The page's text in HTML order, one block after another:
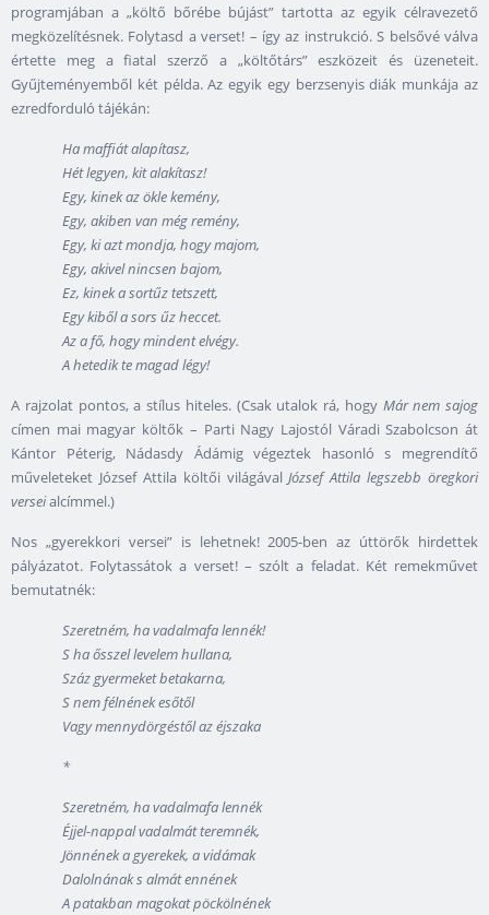
programjában a „költő bőrébe bújást” tartotta az egyik célravezető
megközelítésnek. Folytasd a verset! – így az instrukció. S belsővé válva
értette meg a fiatal szerző a „költőtárs” eszközeit és üzeneteit.
Gyűjteményemből két példa. Az egyik egy berzsenyis diák munkája az
ezredforduló tájékán:
Ha maffiát alapítasz,
Hét legyen, kit alakítasz!
Egy, kinek az ökle kemény,
Egy, akiben van még remény,
Egy, ki azt mondja, hogy majom,
Egy, akivel nincsen bajom,
Ez, kinek a sortűz tetszett,
Egy kiből a sors űz heccet.
Az a fő, hogy mindent elvégy.
A hetedik te magad légy!
A rajzolat pontos, a stílus hiteles. (Csak utalok rá, hogy Már nem sajog
címen mai magyar költők – Parti Nagy Lajostól Váradi Szabolcson át
Kántor Péterig, Nádasdy Ádámig végeztek hasonló s megrendítő
műveleteket József Attila költői világávalJózsef Attila legszebb öregkori
verseialcímmel.)
Nos „gyerekkori versei” is lehetnek! 2005-ben az úttörők hirdettek
pályázatot. Folytassátok a verset! – szólt a feladat. Két remekművet
bemutatnék:
Szeretném, ha vadalmafa lennék!
S ha ősszel levelem hullana,
Száz gyermeket betakarna,
S nem félnének esőtől
Vagy mennydörgéstől az éjszaka
*
Szeretném, ha vadalmafa lennék
Éjjel-nappal vadalmát teremnék,
Jönnének a gyerekek, a vidámak
Dalolnának s almát ennének
A patakban magokat pöckölnének